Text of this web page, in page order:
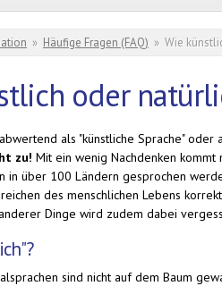
» Häufige Fragen (FAQ) » Wie
oder
als "künstliche Sprache" oder
zu! Mit ein wenig Nachdenken
in über 100 Ländern gesprochen
des menschlichen Lebens
Dinge wird zudem dabei
sind nicht auf dem Baum